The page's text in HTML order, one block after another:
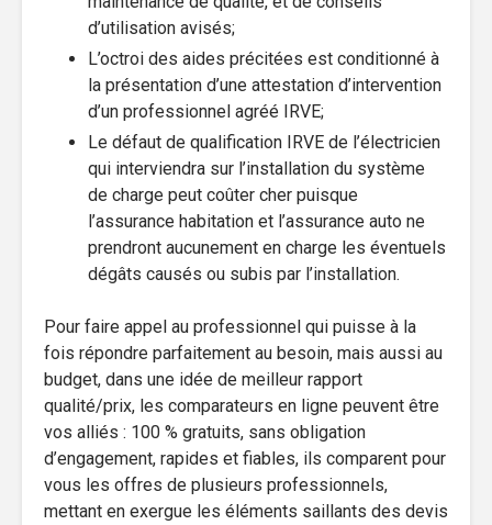
d’utilisation avisés;
L’octroi des aides précitées est conditionné à
la présentation d’une attestation d’intervention
d’un professionnel agréé IRVE;
Le défaut de qualification IRVE de l’électricien
qui interviendra sur l’installation du système
de charge peut coûter cher puisque
l’assurance habitation et l’assurance auto ne
prendront aucunement en charge les éventuels
dégâts causés ou subis par l’installation.
Pour faire appel au professionnel qui puisse à la
fois répondre parfaitement au besoin, mais aussi au
budget, dans une idée de meilleur rapport
qualité/prix, les comparateurs en ligne peuvent être
vos alliés : 100 % gratuits, sans obligation
d’engagement, rapides et fiables, ils comparent pour
vous les offres de plusieurs professionnels,
mettant en exergue les éléments saillants des devis